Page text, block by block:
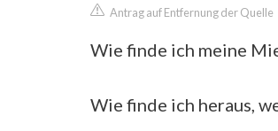
Antrag auf Entfernung der Quelle
Wie finde ich meine
Wie finde ich heraus,